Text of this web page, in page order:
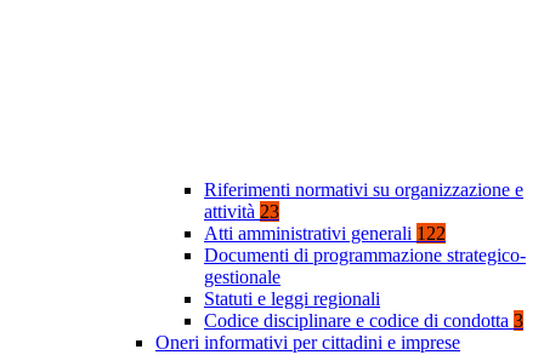
Riferimenti normativi su organizzazione e
attività 23
Atti amministrativi generali 122
Documenti di programmazione strategico-
gestionale
Statuti e leggi regionali
Codice disciplinare e codice di condotta 3
Oneri informativi per cittadini e imprese